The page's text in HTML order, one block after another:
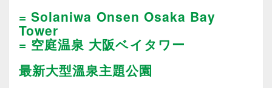
= Solaniwa Onsen Osaka Bay
Tower
= 空庭温泉 大阪ベイタワー
最新大型溫泉主題公園